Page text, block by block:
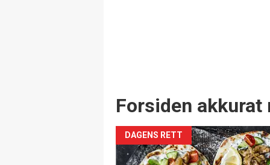
Forsiden akkurat
DAGENS RETT